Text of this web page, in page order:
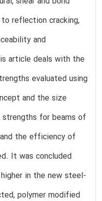
reflection cracking,
and
article deals with the
evaluated using
and the size
for beams of
the efficiency of
It was concluded
in the new steel-
polymer modified